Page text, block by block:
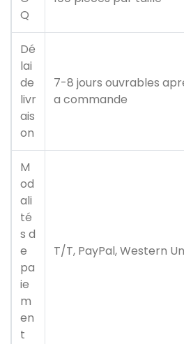
Q
Dé
lai
de
livr
ais
on
7-8 jours ouvrables
a commande
M
od
ali
té
s d
e
pa
ie
m
en
t
T/T, PayPal, Western